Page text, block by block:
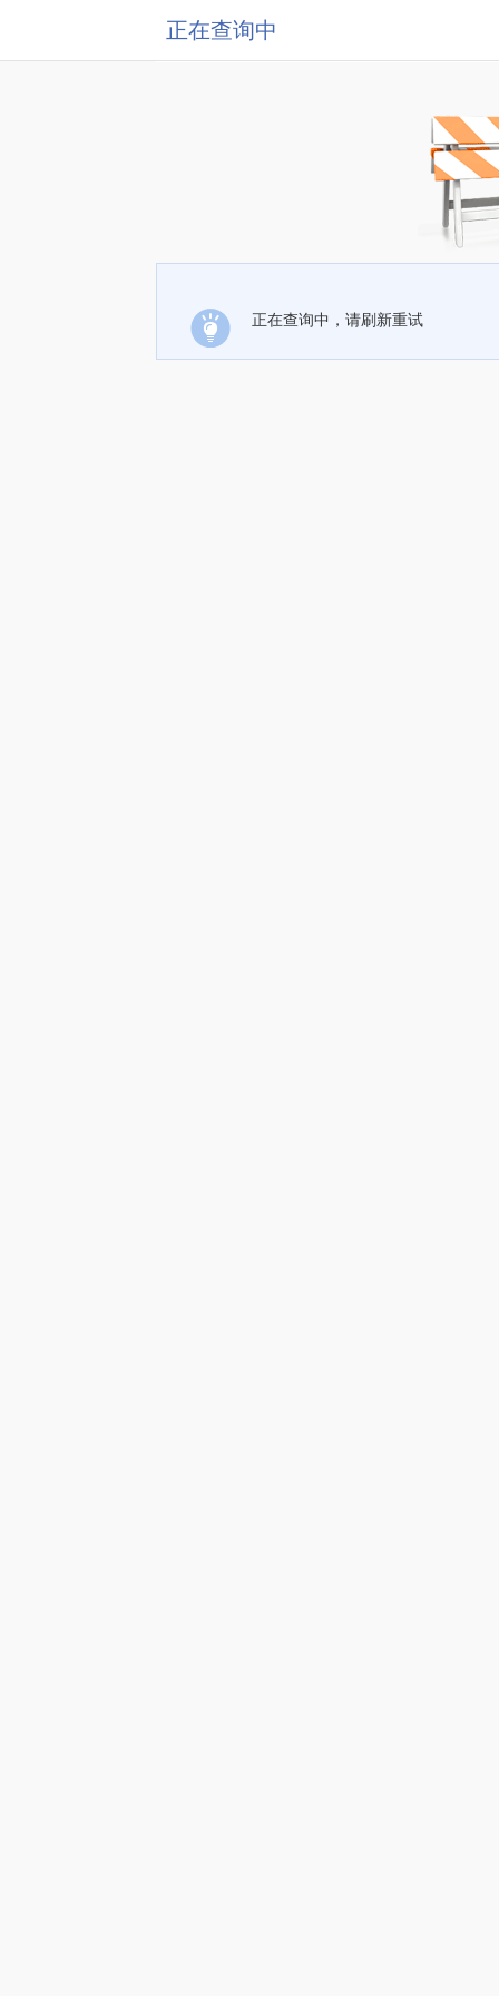
正在查询中
正在查询中，请刷新重试